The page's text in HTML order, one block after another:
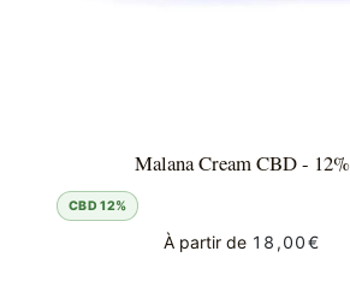
Malana Cream CBD - 12%
CBD 12%
À partir de 18,00€